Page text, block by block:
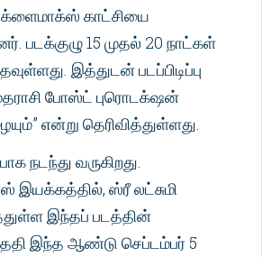
க்ளைமாக்ஸ் காட்சியை
படக்குழு 15 முதல் 20 நாட்கள்
இத்துடன் படப்பிடிப்பு
போஸ்ட் புரொடக்‌ஷன்
என்று தெரிவித்துள்ளது.
நடந்து வருகிறது.
இயக்கத்தில், ஸ்ரீ லட்சுமி
இந்தப் படத்தின்
இந்த ஆண்டு செப்டம்பர் 5